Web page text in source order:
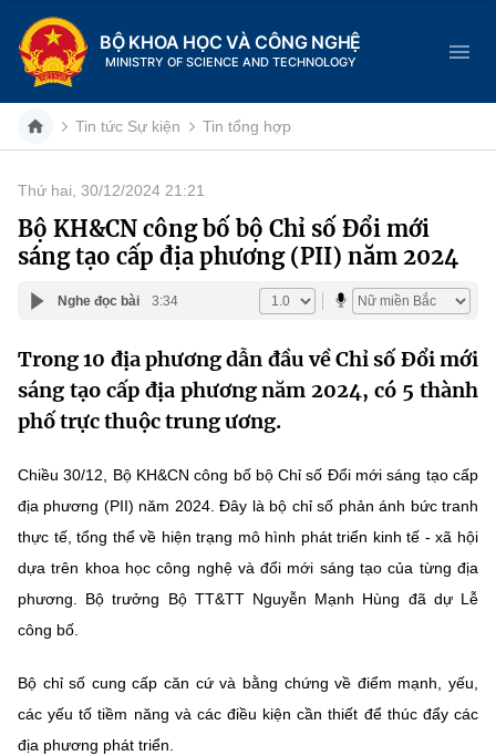
BỘ KHOA HỌC VÀ CÔNG NGHỆ
MINISTRY OF SCIENCE AND TECHNOLOGY
Danh mục
Trang chủ
Giới thiệu
Chức năng nhiệm vụ
Cơ cấu tổ chức
Lịch sử phát triển
Sở Khoa học và Công nghệ
Tin tức sự kiện
Khoa học và Công nghệ
Đổi mới sáng tạo
Chuyển đổi số
Bưu chính, Viễn thông
Sở hữu trí tuệ
Tiêu chuẩn, đo lường, chất lượng
Năng lượng nguyên tử
Dịch vụ công
Hệ thống văn bản
Văn bản chỉ đạo điều hành
Lấy ý kiến người dân về dự thảo VBQPPL
MST IOFFICE
THỐNG KÊ
Khoa học và Công nghệ
Đổi mới sáng tạo
Multimedia
Khác
Tin tức Sự kiện Tin tổng hợp
Thứ hai, 30/12/2024 21:21
Bộ KH&CN công bố bộ Chỉ số Đổi mới
sáng tạo cấp địa phương (PII) năm 2024
Nghe đọc bài 3:34
Trong 10 địa phương dẫn đầu về Chỉ số Đổi mới
sáng tạo cấp địa phương năm 2024, có 5 thành
phố trực thuộc trung ương.
Chiều 30/12, Bộ KH&CN công bố bộ Chỉ số Đổi mới sáng tạo cấp
địa phương (PII) năm 2024. Đây là bộ chỉ số phản ánh bức tranh
thực tế, tổng thể về hiện trạng mô hình phát triển kinh tế - xã hội
dựa trên khoa học công nghệ và đổi mới sáng tạo của từng địa
phương. Bộ trưởng Bộ TT&TT Nguyễn Mạnh Hùng đã dự Lễ
công bố.
Bộ chỉ số cung cấp căn cứ và bằng chứng về điểm mạnh, yếu,
các yếu tố tiềm năng và các điều kiện cần thiết để thúc đẩy các
địa phương phát triển.